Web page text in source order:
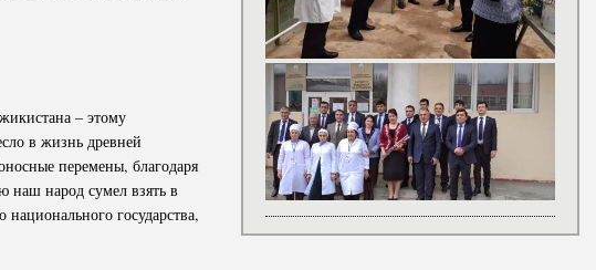
– этому
в жизнь древней
перемены, благодаря
народ сумел взять в
государства,